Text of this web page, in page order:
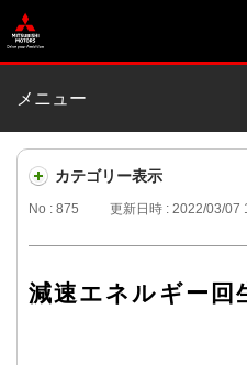
メニュー
カテゴリー表示
No : 875 更新日時 : 2022/03/07
減速エネルギー回